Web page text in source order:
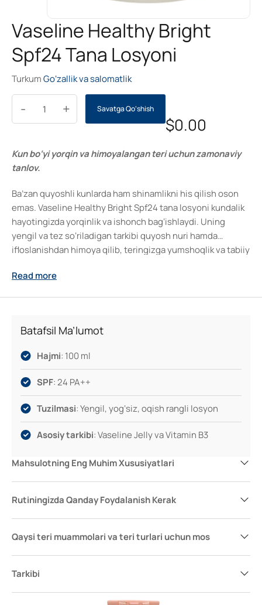
Vaseline Healthy Bright
Spf24 Tana Losyoni
TurkumGo‘zallik va salomatlik
+
- Savatga Qo‘shish
$0.00
Kun bo‘yi yorqin va himoyalangan teri uchun zamonaviy
tanlov.
Ba’zan quyoshli kunlarda ham shinamlikni his qilish oson
emas. Vaseline Healthy Bright Spf24 tana losyoni kundalik
hayotingizda yorqinlik va ishonch bag‘ishlaydi. Uning
yengil va tez so‘riladigan tarkibi quyosh nuri hamda
ifloslanishdan himoya qilib, teringizga yumshoqlik va tabiiy
zamonaviy ayol uchun bu losyon – sog‘lom teri sari muhim
Read more
Batafsil Ma’lumot
Hajmi: 100 ml
SPF: 24 PA++
Tuzilmasi: Yengil, yog‘siz, oqish rangli losyon
Asosiy tarkibi: Vaseline Jelly va Vitamin B3
Mahsulotning Eng Muhim Xususiyatlari
Rutiningizda Qanday Foydalanish Kerak
Qaysi teri muammolari va teri turlari uchun mos
Tarkibi